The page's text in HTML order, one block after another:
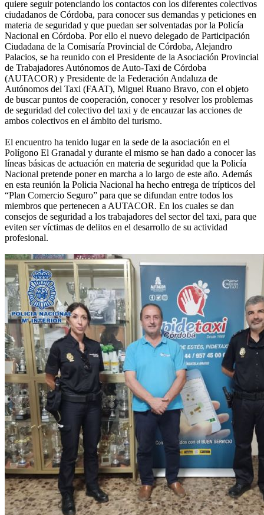
quiere seguir potenciando los contactos con los diferentes colectivos
ciudadanos de Córdoba, para conocer sus demandas y peticiones en
materia de seguridad y que puedan ser solventadas por la Policía
Nacional en Córdoba. Por ello el nuevo delegado de Participación
Ciudadana de la Comisaría Provincial de Córdoba, Alejandro
Palacios, se ha reunido con el Presidente de la Asociación Provincial
de Trabajadores Autónomos de Auto-Taxi de Córdoba
(AUTACOR) y Presidente de la Federación Andaluza de
Autónomos del Taxi (FAAT), Miguel Ruano Bravo, con el objeto
de buscar puntos de cooperación, conocer y resolver los problemas
de seguridad del colectivo del taxi y de encauzar las acciones de
ambos colectivos en el ámbito del turismo.
El encuentro ha tenido lugar en la sede de la asociación en el
Polígono El Granadal y durante el mismo se han dado a conocer las
líneas básicas de actuación en materia de seguridad que la Policía
Nacional pretende poner en marcha a lo largo de este año. Además
en esta reunión la Policia Nacional ha hecho entrega de trípticos del
“Plan Comercio Seguro” para que se difundan entre todos los
miembros que pertenecen a AUTACOR. En los cuales se dan
consejos de seguridad a los trabajadores del sector del taxi, para que
eviten ser víctimas de delitos en el desarrollo de su actividad
profesional.